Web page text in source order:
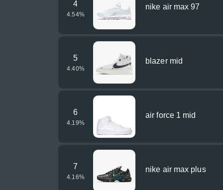
4
4.54%
nike air max 97
5
4.40%
blazer mid
6
4.19%
air force 1 mid
7
4.16%
nike air max plus